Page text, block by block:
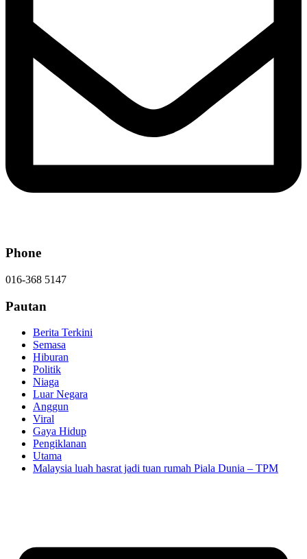
Phone
016-368 5147
Pautan
Berita Terkini
Semasa
Hiburan
Politik
Niaga
Luar Negara
Anggun
Viral
Gaya Hidup
Pengiklanan
Utama
Malaysia luah hasrat jadi tuan rumah Piala Dunia – TPM